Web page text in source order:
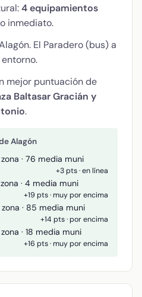
4 equipamientos
inmediato.
El Paradero (bus) a
mejor puntuación de
Baltasar Gracián y
.
Alagón
· 76 media muni
+3 pts · en línea
· 4 media muni
+19 pts · muy por encima
· 85 media muni
+14 pts · por encima
· 18 media muni
+16 pts · muy por encima